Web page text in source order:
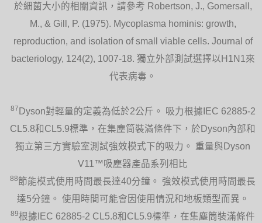
於細菌大小的相關資訊，請參考 Robertson, J., Gomersall,
M., & Gill, P. (1975). Mycoplasma hominis: growth,
reproduction, and isolation of small viable cells. Journal of
bacteriology, 124(2), 1007-18. 獨立外部測試選擇以H1N1來
代表病毒。
87 Dyson對輕量的定義為低於2公斤。 吸力根據IEC 62885-2
CL5.8和CL5.9標準，在集塵筒裝滿條件下，於Dyson內部和
獨立第三方實驗室測試強效模式下的吸力。 重量與Dyson
V11™吸塵器產品系列相比
88節能模式使用時間最長達40分鐘。 強效模式使用時間最長
達5分鐘。 使用時間可能會因使用情況和地板類型而異。
89根據IEC 62885-2 CL5.8和CL5.9標準，在集塵筒裝滿條件